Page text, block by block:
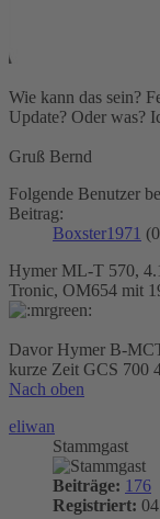
Wie kann das sein?
Update? Oder was?
Gruß Bernd
Folgende Benutzer
Beitrag:
Boxster1971
Hymer ML-T 570,
Tronic, OM654 mit
Davor Hymer B-
kurze Zeit GCS 700
Nach oben
eliwan
Stammgast
Beiträge: 176
Registriert: